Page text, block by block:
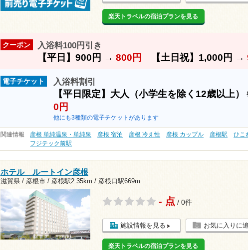
楽天トラベルの宿泊プランを見る
クーポン 入浴料100円引き
【平日】900円→ 800円 【土日祝】1,000円→
電子チケット 入浴料割引
【平日限定】大人（小学生を除く12歳以上）
0円
他にも3種類の電子チケットがあります
関連情報 彦根 単純温泉・単純泉 彦根 宿泊 彦根 冷え性 彦根 カップル 彦根駅 ひこ
フジテック前駅
ホテル ルートイン彦根
滋賀県 / 彦根市 / 彦根駅2.35km / 彦根口駅669m
- 点 / 0件
施設情報を見る お気に入りに
楽天トラベルの宿泊プランを見る